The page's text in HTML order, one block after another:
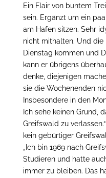
Ein Flair von buntem
sein. Ergänzt um ein
am Hafen sitzen. Sehr
nicht mithalten. Und
Dienstag kommen und
kann er übrigens
denke, diejenigen
sie die Wochenenden
Insbesondere in den
Ich sehe keinen Grund,
Greifswald zu
kein gebürtiger
„Ich bin 1969 nach
Studieren und hatte
immer zu bleiben. Das